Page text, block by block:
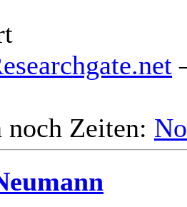
Zeiten: